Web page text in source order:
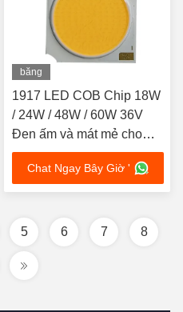
băng
hình
1917 LED COB Chip 18W
/ 24W / 48W / 60W 36V
Đen ấm và mát mẻ cho
ánh sáng trong nhà / ngoài
trờiChat Ngay Bây Giờ '
5 6 7 8